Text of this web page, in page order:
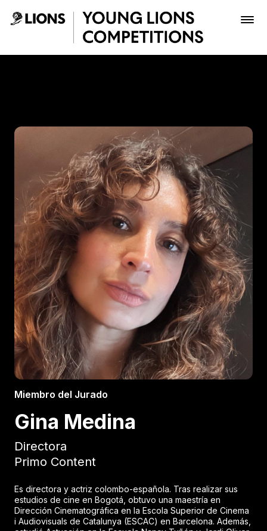
Saltar al contenido principal
Inscribir
Boletería
Miembro del Jurado
Gina Medina
Directora
Primo Content
Es directora y actriz colombo-española. Tras realizar sus
estudios de cine en Bogotá, obtuvo una maestría en
Dirección Cinematográfica en la Escola Superior de Cinema
i Audiovisuals de Catalunya (ESCAC) en Barcelona. Además,